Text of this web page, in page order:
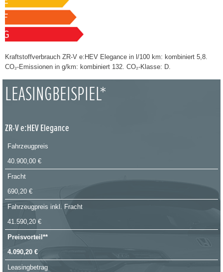
Kraftstoffverbrauch ZR-V e:HEV Elegance in l/100 km: kombiniert 5,8.
CO₂-Emissionen in g/km: kombiniert 132. CO₂-Klasse: D.
LEASINGBEISPIEL*
ZR-V e:HEV Elegance
Fahrzeugpreis
40.900,00 €
Fracht
690,20 €
Fahrzeugpreis inkl. Fracht
41.590,20 €
Preisvorteil**
4.090,20 €
Leasingbetrag